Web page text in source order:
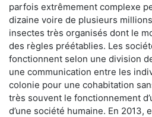
parfois extrêmement complexe
dizaine voire de plusieurs
insectes très organisés dont le
des règles préétablies. Les
fonctionnent selon une division
une communication entre les
colonie pour une cohabitation
très souvent le fonctionnement
d’une société humaine. En 2013,